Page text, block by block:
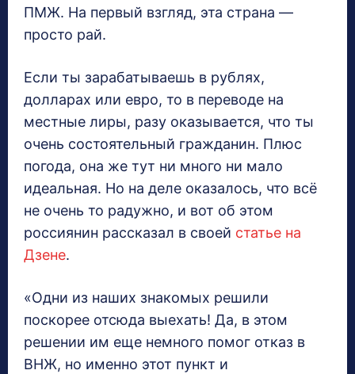
ПМЖ. На первый взгляд, эта страна —
просто рай.
Если ты зарабатываешь в рублях,
долларах или евро, то в переводе на
местные лиры, разу оказывается, что ты
очень состоятельный гражданин. Плюс
погода, она же тут ни много ни мало
идеальная. Но на деле оказалось, что всё
не очень то радужно, и вот об этом
россиянин рассказал в своей статье на
Дзене.
«Одни из наших знакомых решили
поскорее отсюда выехать! Да, в этом
решении им еще немного помог отказ в
ВНЖ, но именно этот пункт и